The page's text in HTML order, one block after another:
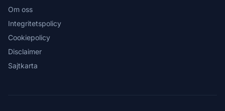
Om oss
Integritetspolicy
Cookiepolicy
Disclaimer
Sajtkarta